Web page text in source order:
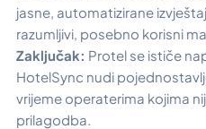
jasne, automatizirane
razumljivi, posebno korisni
Zaključak: Protel se ističe
HotelSync nudi
vrijeme operaterima kojima
prilagodba.